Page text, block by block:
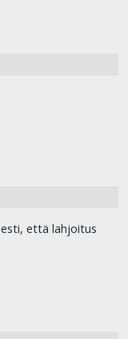
että lahjoitus